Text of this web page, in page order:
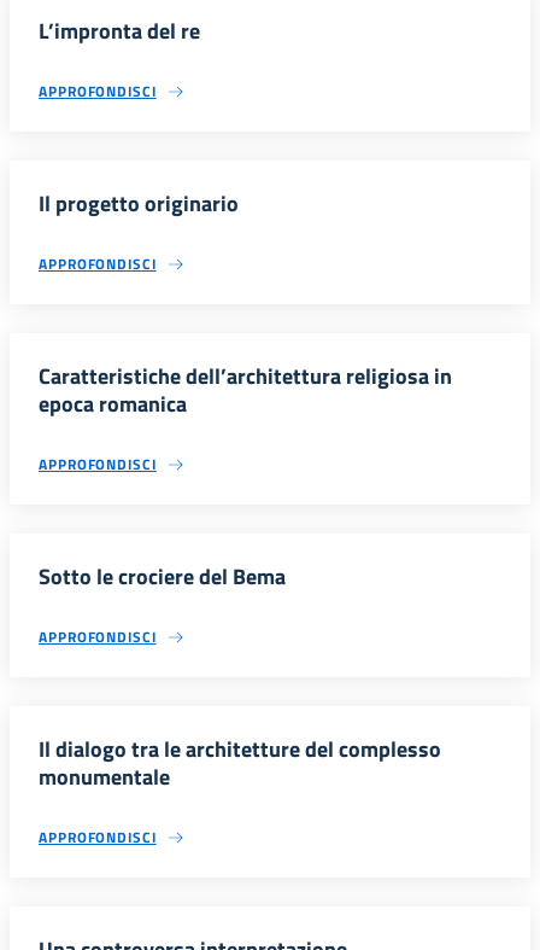
L’impronta del re
APPROFONDISCI
Il progetto originario
APPROFONDISCI
Caratteristiche dell’architettura religiosa in
epoca romanica
APPROFONDISCI
Sotto le crociere del Bema
APPROFONDISCI
Il dialogo tra le architetture del complesso
monumentale
APPROFONDISCI